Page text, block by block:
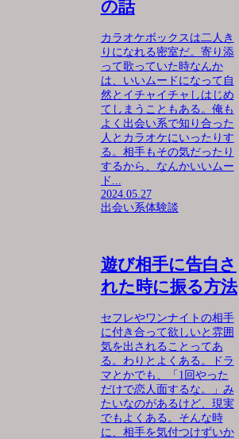
の話
カラオケボックスは二人き
りになれる密室だ。寄り添
って歌っていた時なんか
は、いいムードになって自
然とイチャイチャしはじめ
てしまうこともある。俺も
よく出会い系で知り合った
人とカラオケにいったりす
る。相手もその気だったり
するから、なんかいいムー
ド...
2024.05.27
出会い系体験談
遊び相手に告白さ
れた時に振る方法
セフレやワンナイトの相手
に付き合って欲しいと雰囲
気を出されることってあ
る。わりとよくある。ドラ
マとかでも、「1回やった
だけで恋人面するな。」み
たいなのがあるけど、現実
でもよくある。そんな時
に、相手を気付つけずいか